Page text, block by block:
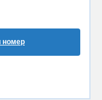
номер